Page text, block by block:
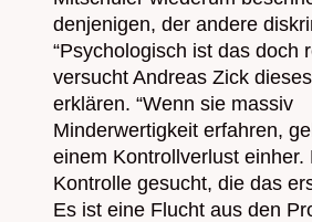
denjenigen, der andere
“Psychologisch ist das doch
versucht Andreas Zick
erklären. “Wenn sie massiv
Minderwertigkeit erfahren,
einem Kontrollverlust einher.
Kontrolle gesucht, die das
Es ist eine Flucht aus den